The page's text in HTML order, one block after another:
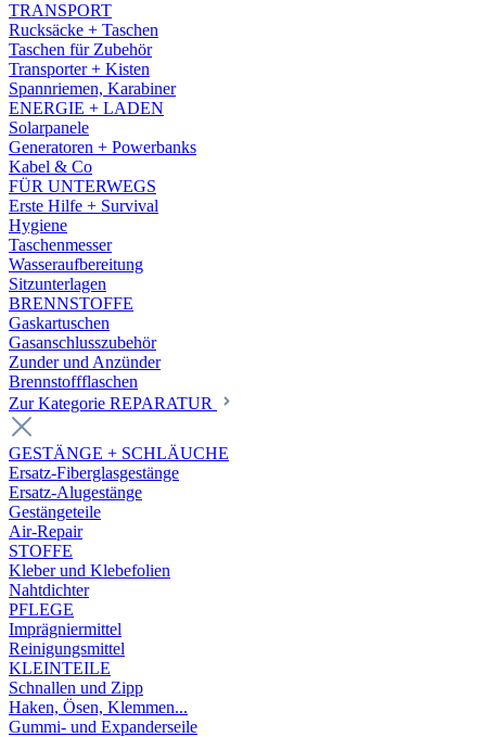
TRANSPORT
Rucksäcke + Taschen
Taschen für Zubehör
Transporter + Kisten
Spannriemen, Karabiner
ENERGIE + LADEN
Solarpanele
Generatoren + Powerbanks
Kabel & Co
FÜR UNTERWEGS
Erste Hilfe + Survival
Hygiene
Taschenmesser
Wasseraufbereitung
Sitzunterlagen
BRENNSTOFFE
Gaskartuschen
Gasanschlusszubehör
Zunder und Anzünder
Brennstoffflaschen
Zur Kategorie REPARATUR
GESTÄNGE + SCHLÄUCHE
Ersatz-Fiberglasgestänge
Ersatz-Alugestänge
Gestängeteile
Air-Repair
STOFFE
Kleber und Klebefolien
Nahtdichter
PFLEGE
Imprägniermittel
Reinigungsmittel
KLEINTEILE
Schnallen und Zipp
Haken, Ösen, Klemmen...
Gummi- und Expanderseile